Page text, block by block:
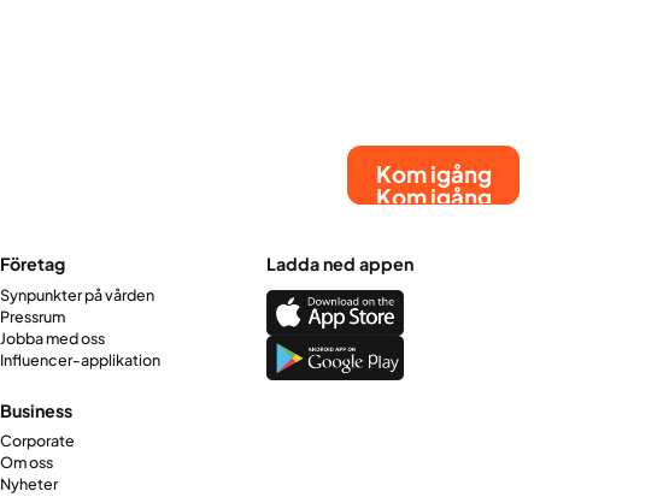
Kom igång
Kom igång
Företag
Synpunkter på vården
Pressrum
Jobba med oss
Influencer-applikation
Business
Corporate
Om oss
Nyheter
Ladda ned appen